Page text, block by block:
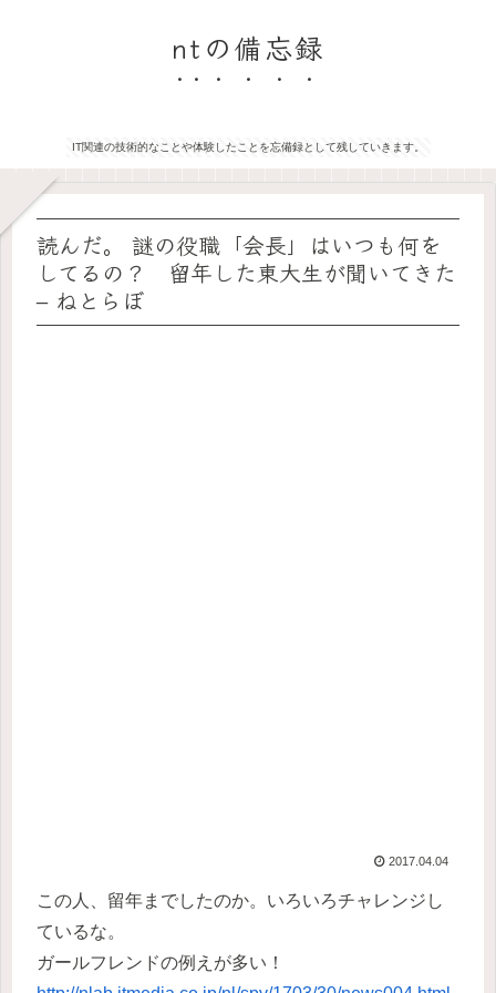
ntの備忘録
IT関連の技術的なことや体験したことを忘備録として残していきます。
読んだ。 謎の役職「会長」はいつも何を
してるの？ 留年した東大生が聞いてきた
– ねとらぼ
2017.04.04
この人、留年までしたのか。いろいろチャレンジし
ているな。
ガールフレンドの例えが多い！